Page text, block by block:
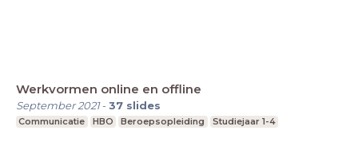
Werkvormen online en offline
September 2021-37 slides
Communicatie HBO Beroepsopleiding Studiejaar 1-4